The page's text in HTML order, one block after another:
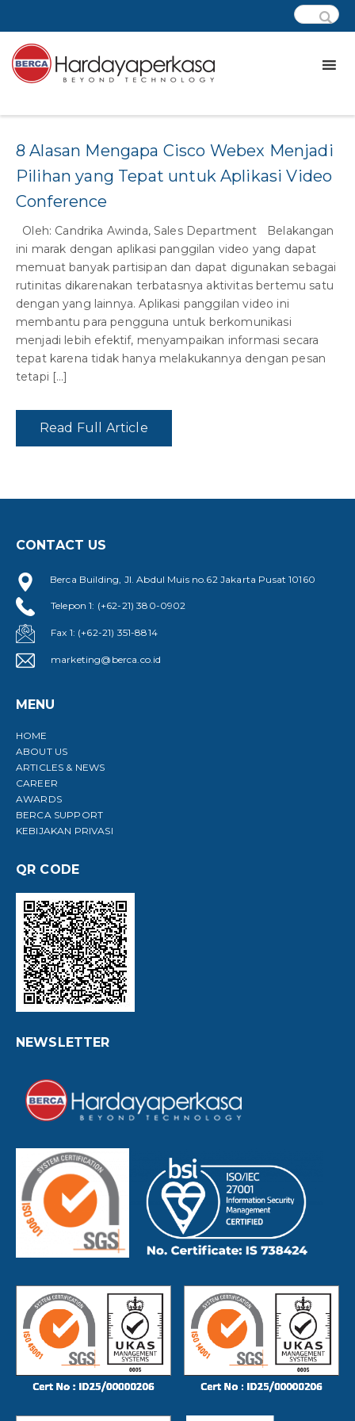
8 Alasan Mengapa Cisco Webex Menjadi
Pilihan yang Tepat untuk Aplikasi Video
Conference
Oleh: Candrika Awinda, Sales Department Belakangan
ini marak dengan aplikasi panggilan video yang dapat
memuat banyak partisipan dan dapat digunakan sebagai
rutinitas dikarenakan terbatasnya aktivitas bertemu satu
dengan yang lainnya. Aplikasi panggilan video ini
membantu para pengguna untuk berkomunikasi
menjadi lebih efektif, menyampaikan informasi secara
tepat karena tidak hanya melakukannya dengan pesan
tetapi […]
Read Full Article
CONTACT US
Berca Building, Jl. Abdul Muis no.62 Jakarta Pusat 10160
Telepon 1: (+62-21) 380-0902
Fax 1: (+62-21) 351-8814
marketing@berca.co.id
MENU
HOME
ABOUT US
ARTICLES & NEWS
CAREER
AWARDS
BERCA SUPPORT
KEBIJAKAN PRIVASI
QR CODE
NEWSLETTER